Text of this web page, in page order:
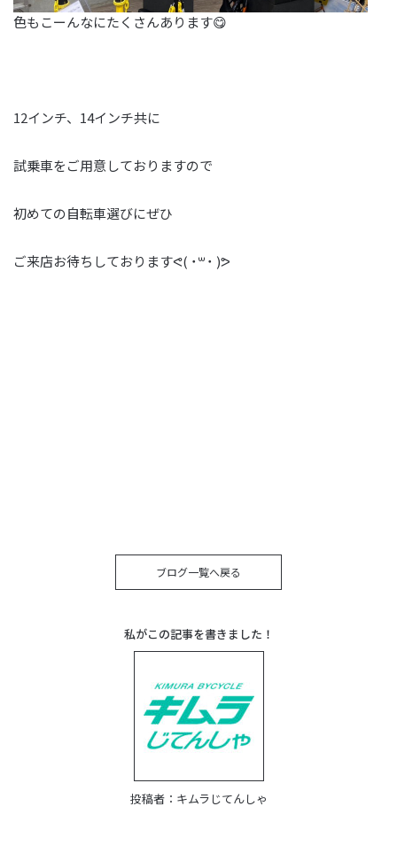
色もこーんなにたくさんあります😋
12インチ、14インチ共に
試乗車をご用意しておりますので
初めての自転車選びにぜひ
ご来店お待ちしておりますᕙ( ˙꒳​˙ )ᕗ
ブログ一覧へ戻る
私がこの記事を書きました！
投稿者： キムラじてんしゃ